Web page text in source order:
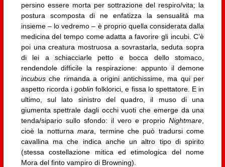
persino essere morta per sottrazione del respiro/vita; la
postura scomposta di ne enfatizza la sensualità ma
insieme – lo vedremo – è proprio quella considerata dalla
medicina del tempo come adatta a favorire gli incubi. C’è
poi una creatura mostruosa a sovrastarla, seduta sopra
di lei a schiacciarle petto e bocca dello stomaco,
rendendole difficile la respirazione: appunto il demone
incubusche rimanda a origini antichissime, ma qui per
aspetto ricorda igoblin folklorici, e fissa lo spettatore. E in
ultimo, sul lato sinistro del quadro, il muso di una
giumenta spettrale dagli occhi vuoti che emerge da una
tenda/sipario sullo sfondo: il vero e proprioNightmare
cioè la notturnamara , termine che può tradursi come
cavallina ma che indica anche un altro tipo di spirito
(stessa costellazione mitica ed etimologica del nome
Mora del finto vampiro di Browning).